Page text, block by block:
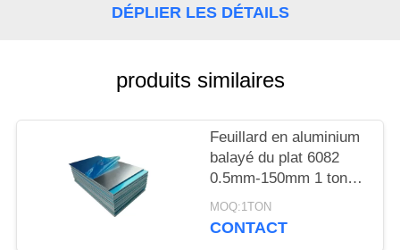
CONTACTER
DÉPLIER LES DÉTAILS
produits similaires
Feuillard en aluminium
balayé du plat 6082
0.5mm-150mm 1 tonne
MOQ
MOQ:1TON
CONTACT